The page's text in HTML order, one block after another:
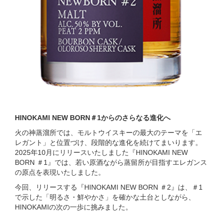
HINOKAMI NEW BORN＃1からのさらなる進化へ
火の神蒸溜所では、モルトウイスキーの最大のテーマを「エ
レガント」と位置づけ、段階的な進化を続けてまいります。
2025年10月にリリースいたしました『HINOKAMI NEW
BORN ＃1』では、若い原酒ながら蒸留所が目指すエレガンス
の原点を表現いたしました。
今回、リリースする『HINOKAMI NEW BORN ＃2』は、＃1
で示した「明るさ・鮮やかさ」を確かな土台としながら、
HINOKAMIの次の一歩に挑みました。